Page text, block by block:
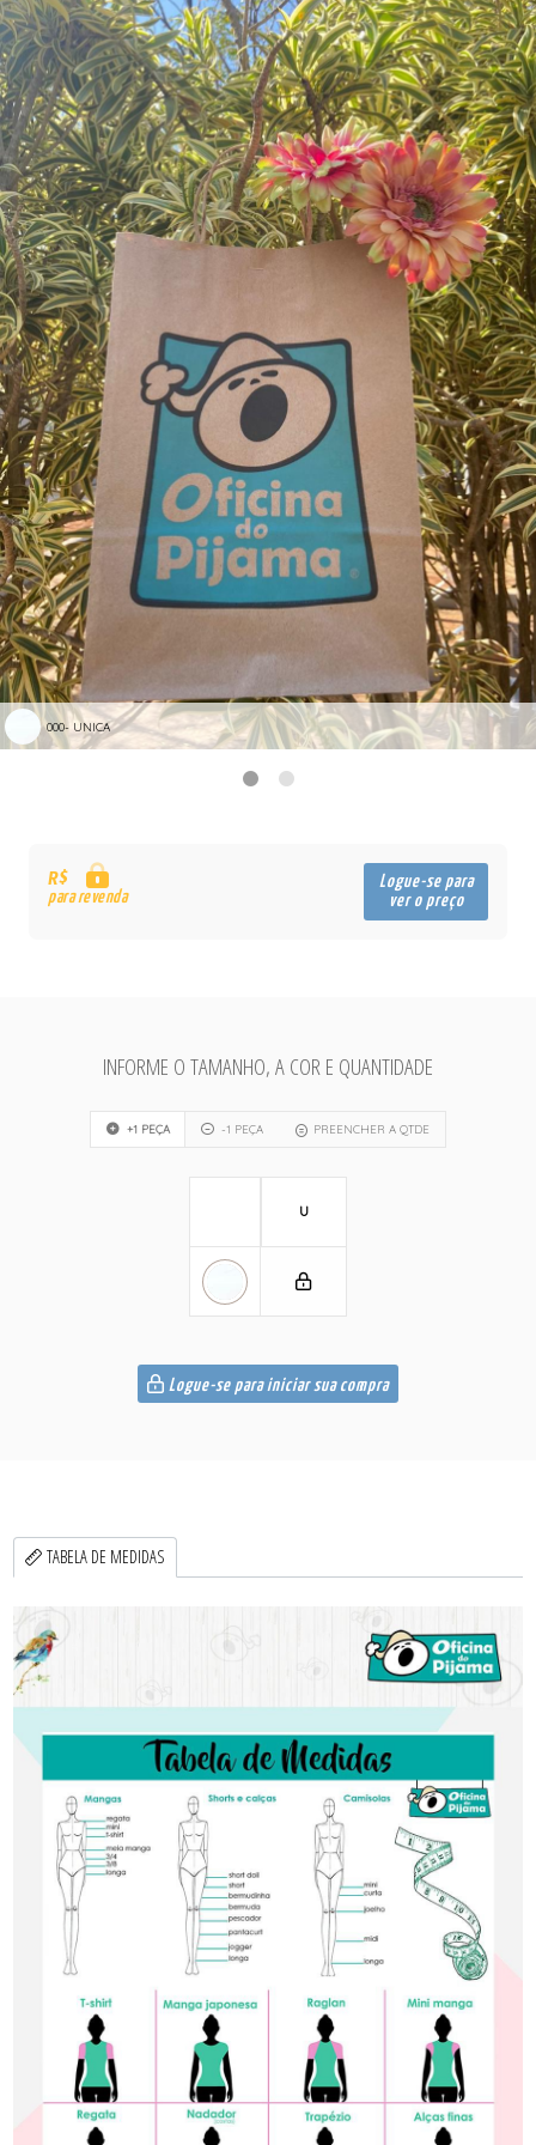
000- UNICA
R$
para revenda
Logue-se para
ver o preço
INFORME O TAMANHO, A COR E QUANTIDADE
+1 PEÇA -1 PEÇA PREENCHER A QTDE
U
Logue-se para iniciar sua compra
TABELA DE MEDIDAS